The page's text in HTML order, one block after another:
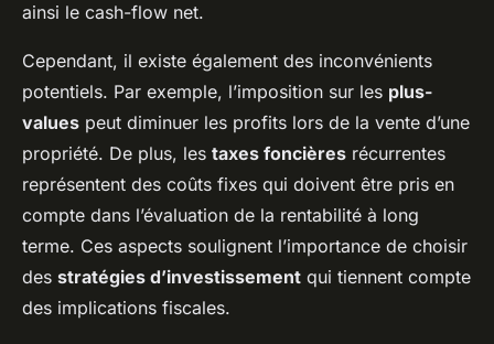
ainsi le cash-flow net.
Cependant, il existe également des inconvénients
potentiels. Par exemple, l’imposition sur les plus-
values peut diminuer les profits lors de la vente d’une
propriété. De plus, les taxes foncières récurrentes
représentent des coûts fixes qui doivent être pris en
compte dans l’évaluation de la rentabilité à long
terme. Ces aspects soulignent l’importance de choisir
des stratégies d’investissement qui tiennent compte
des implications fiscales.